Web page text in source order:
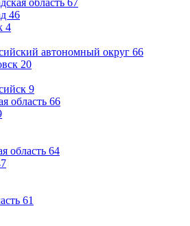
область 67
46
4
автономный округ 66
20
9
область 66
область 64
61